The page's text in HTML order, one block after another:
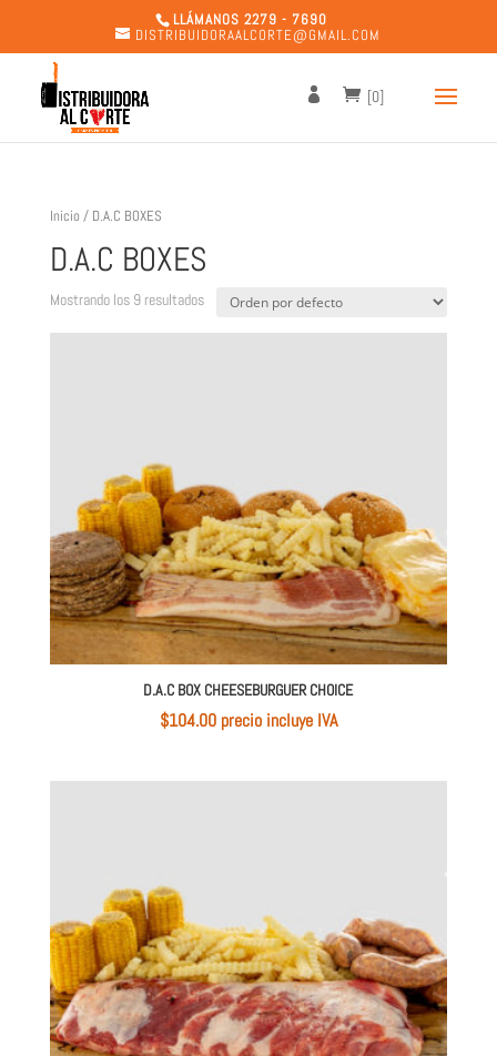
LLÁMANOS 2279 - 7690
DISTRIBUIDORAALCORTE@GMAIL.COM
[0]
Inicio / D.A.C BOXES
D.A.C BOXES
Mostrando los 9 resultados
D.A.C BOX CHEESEBURGUER CHOICE
$104.00 precio incluye IVA